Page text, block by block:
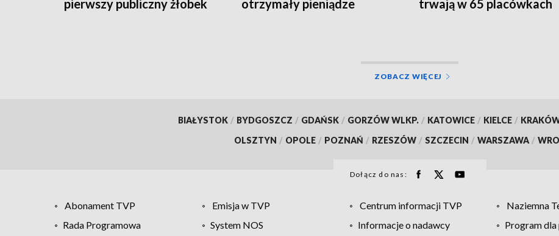
pierwszy publiczny żłobek
otrzymały pieniądze
trwają w 65 placówkach
ZOBACZ WIĘCEJ
BIAŁYSTOK / BYDGOSZCZ / GDAŃSK / GORZÓW WLKP. / KATOWICE / KIELCE /
OLSZTYN / OPOLE / POZNAŃ / RZESZÓW / SZCZECIN / WARSZAWA /
Dołącz do nas:
Abonament TVP Emisja w TVP Centrum informacji TVP Naziemna
Rada Programowa
System NOS Informacje o nadawcy Program dla